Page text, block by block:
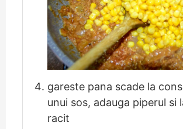
gareste pana scade la
unui sos, adauga piperul si
racit